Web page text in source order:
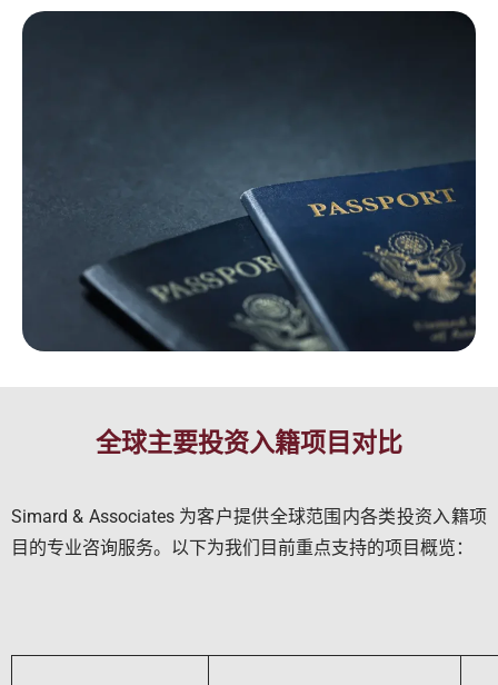
全球主要投资入籍项目对比
Simard & Associates 为客户提供全球范围内各类投资入籍项
目的专业咨询服务。以下为我们目前重点支持的项目概览：